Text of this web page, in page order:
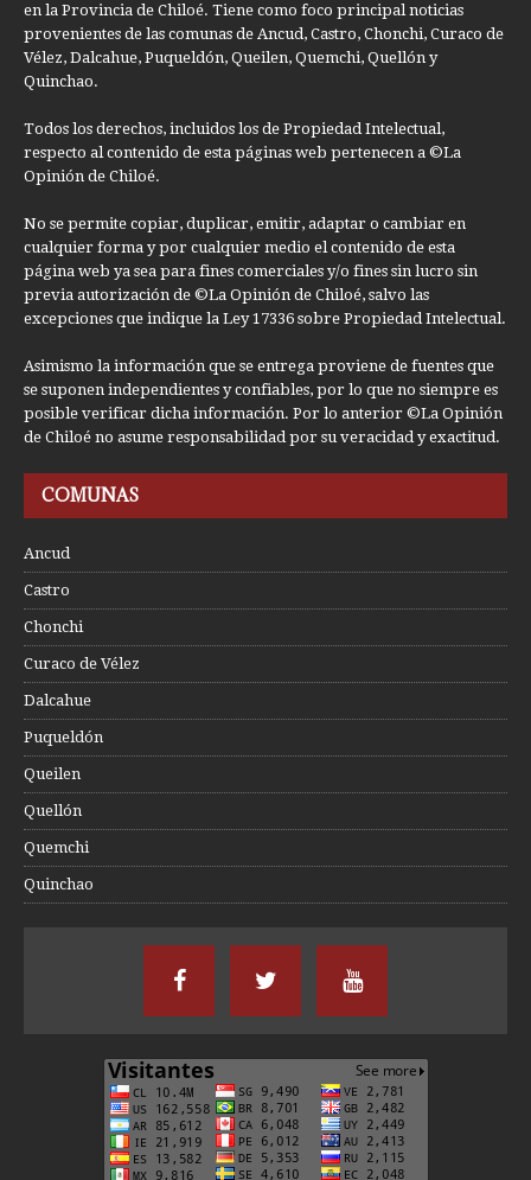
en la Provincia de Chiloé. Tiene como foco principal noticias
provenientes de las comunas de Ancud, Castro, Chonchi, Curaco de
Vélez, Dalcahue, Puqueldón, Queilen, Quemchi, Quellón y
Quinchao.
Todos los derechos, incluidos los de Propiedad Intelectual,
respecto al contenido de esta páginas web pertenecen a ©La
Opinión de Chiloé.
No se permite copiar, duplicar, emitir, adaptar o cambiar en
cualquier forma y por cualquier medio el contenido de esta
página web ya sea para fines comerciales y/o fines sin lucro sin
previa autorización de ©La Opinión de Chiloé, salvo las
excepciones que indique la Ley 17336 sobre Propiedad Intelectual.
Asimismo la información que se entrega proviene de fuentes que
se suponen independientes y confiables, por lo que no siempre es
posible verificar dicha información. Por lo anterior ©La Opinión
de Chiloé no asume responsabilidad por su veracidad y exactitud.
COMUNAS
Ancud
Castro
Chonchi
Curaco de Vélez
Dalcahue
Puqueldón
Queilen
Quellón
Quemchi
Quinchao